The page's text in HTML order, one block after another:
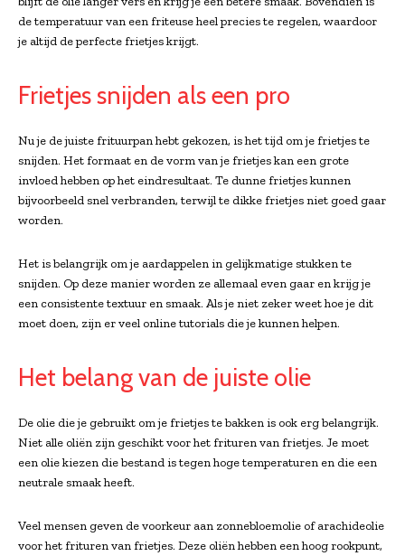
de temperatuur van een friteuse heel precies te regelen, waardoor
je altijd de perfecte frietjes krijgt.
Frietjes snijden als een pro
Nu je de juiste frituurpan hebt gekozen, is het tijd om je frietjes te
snijden. Het formaat en de vorm van je frietjes kan een grote
invloed hebben op het eindresultaat. Te dunne frietjes kunnen
bijvoorbeeld snel verbranden, terwijl te dikke frietjes niet goed gaar
worden.
Het is belangrijk om je aardappelen in gelijkmatige stukken te
snijden. Op deze manier worden ze allemaal even gaar en krijg je
een consistente textuur en smaak. Als je niet zeker weet hoe je dit
moet doen, zijn er veel online tutorials die je kunnen helpen.
Het belang van de juiste olie
De olie die je gebruikt om je frietjes te bakken is ook erg belangrijk.
Niet alle oliën zijn geschikt voor het frituren van frietjes. Je moet
een olie kiezen die bestand is tegen hoge temperaturen en die een
neutrale smaak heeft.
Veel mensen geven de voorkeur aan zonnebloemolie of arachideolie
voor het frituren van frietjes. Deze oliën hebben een hoog rookpunt,